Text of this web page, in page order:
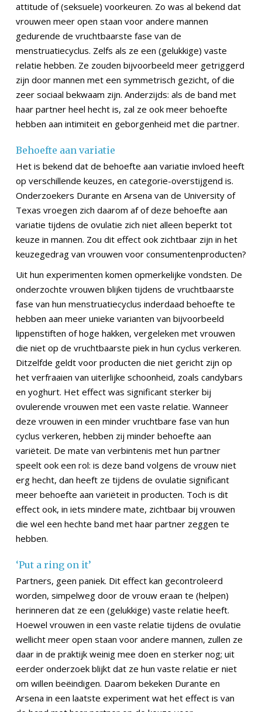
attitude of (seksuele) voorkeuren. Zo was al bekend dat
vrouwen meer open staan voor andere mannen
gedurende de vruchtbaarste fase van de
menstruatiecyclus. Zelfs als ze een (gelukkige) vaste
relatie hebben. Ze zouden bijvoorbeeld meer getriggerd
zijn door mannen met een symmetrisch gezicht, of die
zeer sociaal bekwaam zijn. Anderzijds: als de band met
haar partner heel hecht is, zal ze ook meer behoefte
hebben aan intimiteit en geborgenheid met die partner.
Behoefte aan variatie
Het is bekend dat de behoefte aan variatie invloed heeft
op verschillende keuzes, en categorie-overstijgend is.
Onderzoekers Durante en Arsena van de University of
Texas vroegen zich daarom af of deze behoefte aan
variatie tijdens de ovulatie zich niet alleen beperkt tot
keuze in mannen. Zou dit effect ook zichtbaar zijn in het
keuzegedrag van vrouwen voor consumentenproducten?
Uit hun experimenten komen opmerkelijke vondsten. De
onderzochte vrouwen blijken tijdens de vruchtbaarste
fase van hun menstruatiecyclus inderdaad behoefte te
hebben aan meer unieke varianten van bijvoorbeeld
lippenstiften of hoge hakken, vergeleken met vrouwen
die niet op de vruchtbaarste piek in hun cyclus verkeren.
Ditzelfde geldt voor producten die niet gericht zijn op
het verfraaien van uiterlijke schoonheid, zoals candybars
en yoghurt. Het effect was significant sterker bij
ovulerende vrouwen met een vaste relatie. Wanneer
deze vrouwen in een minder vruchtbare fase van hun
cyclus verkeren, hebben zij minder behoefte aan
variëteit. De mate van verbintenis met hun partner
speelt ook een rol: is deze band volgens de vrouw niet
erg hecht, dan heeft ze tijdens de ovulatie significant
meer behoefte aan variëteit in producten. Toch is dit
effect ook, in iets mindere mate, zichtbaar bij vrouwen
die wel een hechte band met haar partner zeggen te
hebben.
‘Put a ring on it’
Partners, geen paniek. Dit effect kan gecontroleerd
worden, simpelweg door de vrouw eraan te (helpen)
herinneren dat ze een (gelukkige) vaste relatie heeft.
Hoewel vrouwen in een vaste relatie tijdens de ovulatie
wellicht meer open staan voor andere mannen, zullen ze
daar in de praktijk weinig mee doen en sterker nog; uit
eerder onderzoek blijkt dat ze hun vaste relatie er niet
om willen beëindigen. Daarom bekeken Durante en
Arsena in een laatste experiment wat het effect is van